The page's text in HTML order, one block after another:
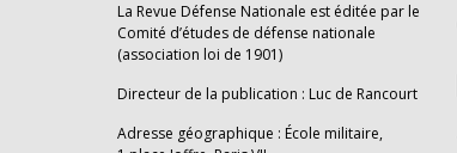
La Revue Défense Nationale est éditée par le
Comité d’études de défense nationale
(association loi de 1901)
Directeur de la publication : Luc de Rancourt
Adresse géographique : École militaire,